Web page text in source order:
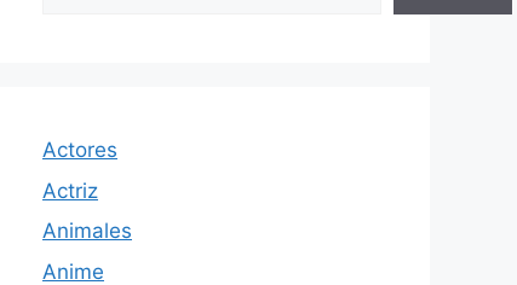
Actores
Actriz
Animales
Anime